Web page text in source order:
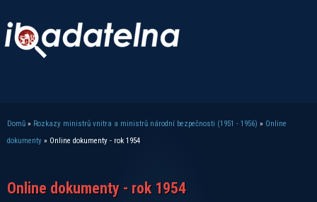
Jste zde
Domů » Rozkazy ministrů vnitra a ministrů národní bezpečnosti (1951 - 1956) » Online
dokumenty » Online dokumenty - rok 1954
Online dokumenty - rok 1954